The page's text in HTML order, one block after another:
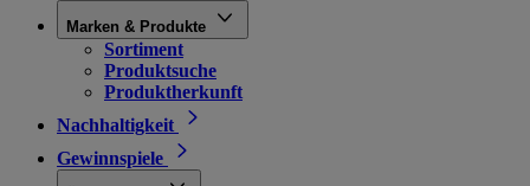
Marken & Produkte
Sortiment
Produktsuche
Produktherkunft
Nachhaltigkeit
Gewinnspiele